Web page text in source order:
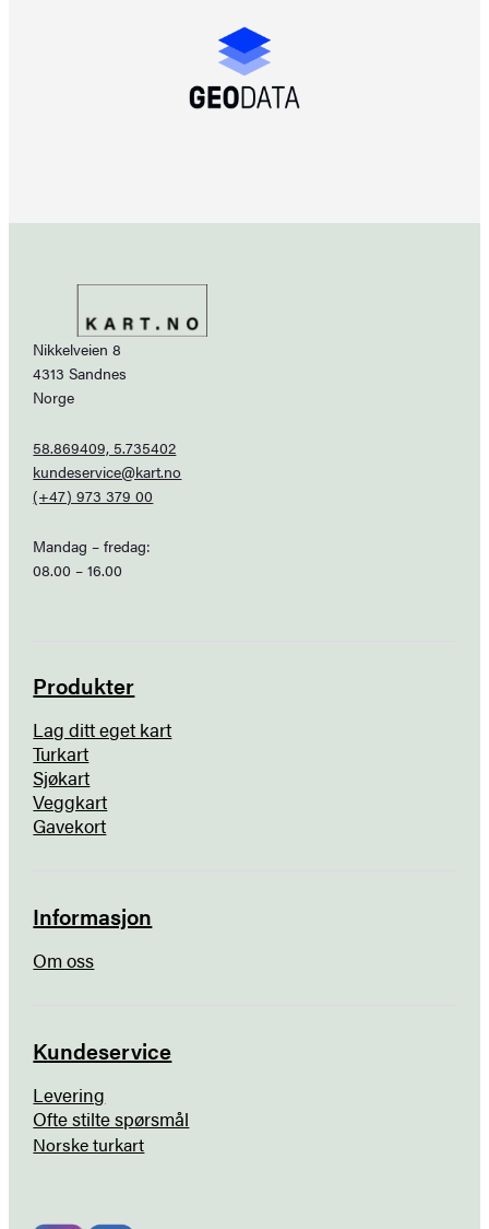
Nikkelveien 8
4313 Sandnes
Norge
58.869409, 5.735402
kundeservice@kart.no
(+47) 973 379 00
Mandag – fredag:
08.00 – 16.00
Produkter
Lag ditt eget kart
Turkart
Sjøkart
Veggkart
Gavekort
Informasjon
Om oss
Kundeservice
Levering
Ofte stilte spørsmål
Norske turkart